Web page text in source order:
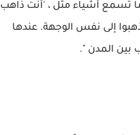
تسمع أشياء مثل ، 'أنت ذاهب
إلى نفس الوجهة. عندها
المدن ".